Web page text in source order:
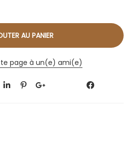
page à un(e) ami(e)